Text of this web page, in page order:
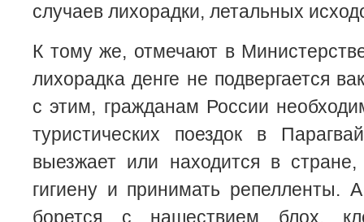
случаев лихорадки, летальных
К тому же, отмечают в
лихорадка денге не подвергается
с этим, гражданам России
туристических поездок в
выезжает или находится в
гигиену и принимать репелленты.
борется с нашествием блох,